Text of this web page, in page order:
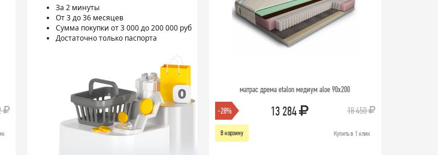
За 2 минуты
От 3 до 36 месяцев
Сумма покупки от 3 000 до 200 000 руб
Достаточно только паспорта
матрас дрема etalon медиум aloe 90х200
-28% 13 284 18 450
В корзину Купить в 1 клик